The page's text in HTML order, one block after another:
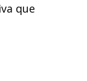
que